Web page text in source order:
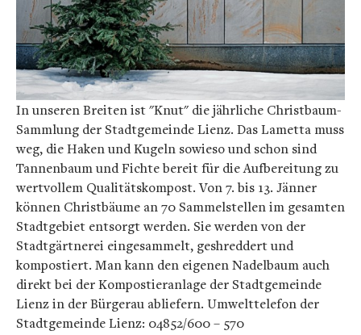
In unseren Breiten ist "Knut" die jährliche Christbaum-
Sammlung der Stadtgemeinde Lienz. Das Lametta muss
weg, die Haken und Kugeln sowieso und schon sind
Tannenbaum und Fichte bereit für die Aufbereitung zu
wertvollem Qualitätskompost. Von 7. bis 13. Jänner
können Christbäume an 70 Sammelstellen im gesamten
Stadtgebiet entsorgt werden. Sie werden von der
Stadtgärtnerei eingesammelt, geshreddert und
kompostiert. Man kann den eigenen Nadelbaum auch
direkt bei der Kompostieranlage der Stadtgemeinde
Lienz in der Bürgerau abliefern. Umwelttelefon der
Stadtgemeinde Lienz: 04852/600 – 570